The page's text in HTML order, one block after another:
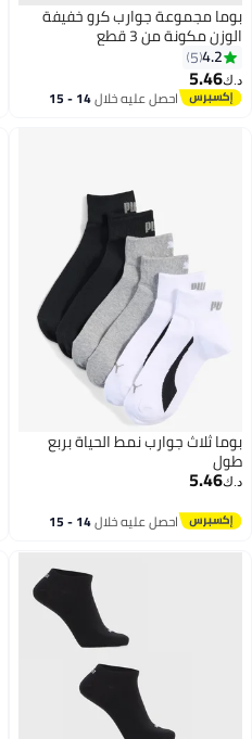
بوما مجموعة جوارب كرو خفيفة
الوزن مكونة من 3 قطع
4.2
5
د.ك‏5.46
احصل عليه خلال 14 - 15
اغسطس
بوما ثلاث جوارب نمط الحياة بربع
طول
د.ك‏5.46
احصل عليه خلال 14 - 15